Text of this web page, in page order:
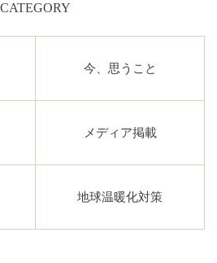
CATEGORY
今、思うこと
メディア掲載
地球温暖化対策